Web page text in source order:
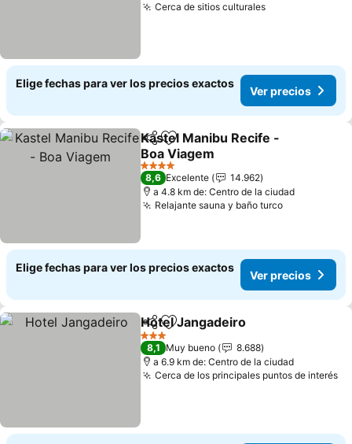
Cerca de sitios culturales
Elige fechas para ver los precios exactos
Ver precios
CompartirAgregar a favoritos
Kastel Manibu Recife -
Boa Viagem
4 Estrellas
8,6 Excelente
14.962
a 4.8 km de: Centro de la ciudad
Relajante sauna y baño turco
Elige fechas para ver los precios exactos
Ver precios
CompartirAgregar a favoritos
Hotel Jangadeiro
3 Estrellas
8,1 Muy bueno
8.688
a 6.9 km de: Centro de la ciudad
Cerca de los principales puntos de interés